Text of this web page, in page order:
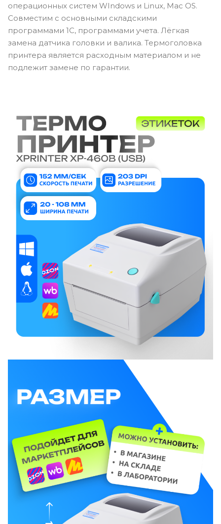
операционных систем WIndows и Linux, Mac OS.
Совместим с основными складскими
программами 1С, программами учета. Лёгкая
замена датчика головки и валика. Термоголовка
принтера является расходным материалом и не
подлежит замене по гарантии.